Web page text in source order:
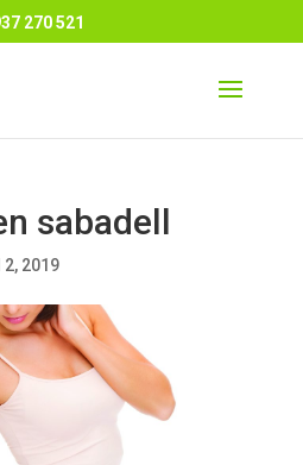
270 521
sabadell
2, 2019